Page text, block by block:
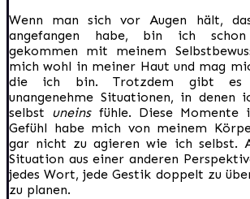
Wenn man sich vor Augen hält,
angefangen habe, bin ich
gekommen mit meinem
mich wohl in meiner Haut und mag
die ich bin. Trotzdem gibt es
unangenehme Situationen, in
selbst uneinsfühle. Diese Momente
Gefühl habe mich von meinem
gar nicht zu agieren wie ich selbst.
Situation aus einer anderen
jedes Wort, jede Gestik doppelt zu
zu planen.